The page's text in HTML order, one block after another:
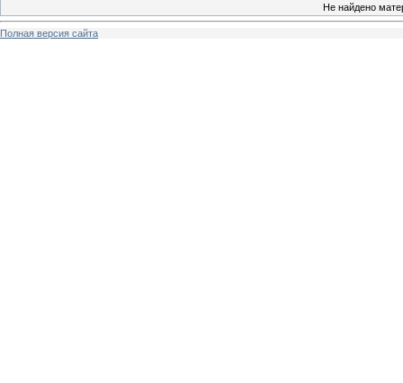
Не найдено
Полная версия сайта